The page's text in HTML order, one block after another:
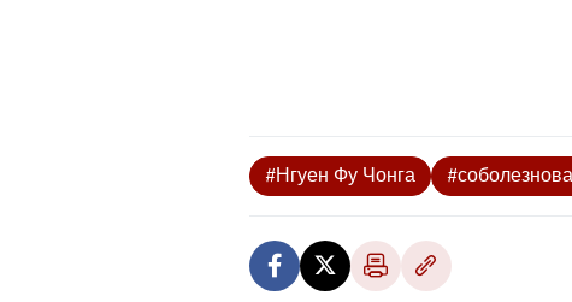
#Нгуен Фу Чонга